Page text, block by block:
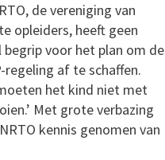
de vereniging van
opleiders, heeft geen
begrip voor het plan om de
regeling af te schaffen.
het kind niet met
Met grote verbazing
kennis genomen van